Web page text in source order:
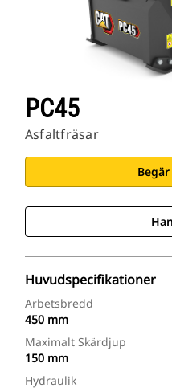
PC45
Asfaltfräsar
Huvudspecifikationer
Arbetsbredd
450 mm
Maximalt Skärdjup
150 mm
Hydraulik